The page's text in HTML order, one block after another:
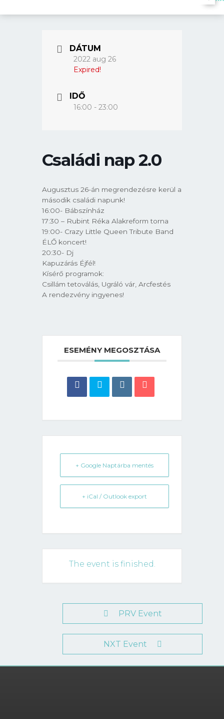
DÁTUM
2022 aug 26
Expired!
IDŐ
16:00 - 23:00
Családi nap 2.0
Augusztus 26-án megrendezésre kerül a
második családi napunk!
16:00- Bábszínház
17:30 – Rubint Réka Alakreform torna
19:00- Crazy Little Queen Tribute Band
ÉLŐ koncert!
20:30- Dj
Kapuzárás Éjfél!
Kísérő programok:
Csillám tetoválás, Ugráló vár, Arcfestés
A rendezvény ingyenes!
ESEMÉNY MEGOSZTÁSA
+ Google Naptárba mentés
+ iCal / Outlook export
The event is finished.
PRV Event
NXT Event